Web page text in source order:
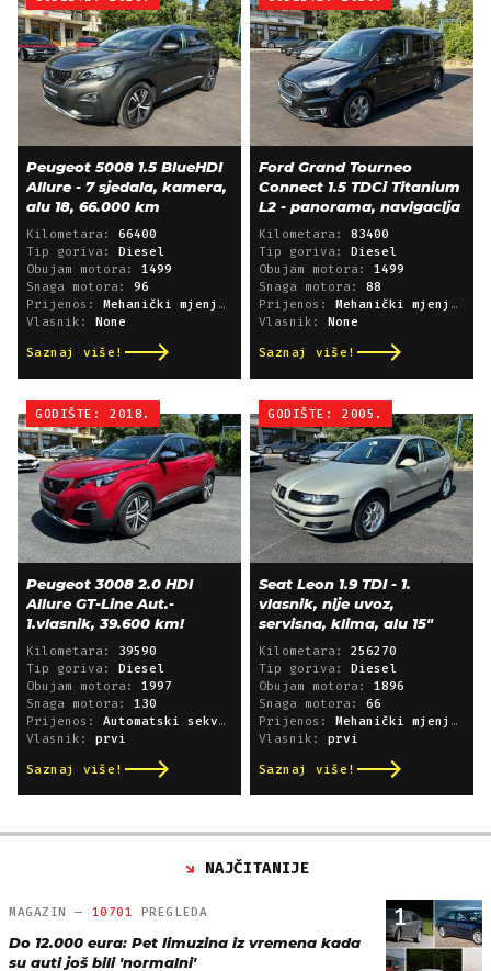
Peugeot 5008 1.5 BlueHDI
Allure - 7 sjedala, kamera,
alu 18, 66.000 km
Kilometara: 66400
Tip goriva: Diesel
Obujam motora: 1499
Snaga motora: 96
Prijenos: Mehanički mjenjač
Vlasnik: None
Saznaj više!
Ford Grand Tourneo
Connect 1.5 TDCi Titanium
L2 - panorama, navigacija
Kilometara: 83400
Tip goriva: Diesel
Obujam motora: 1499
Snaga motora: 88
Prijenos: Mehanički mjenjač
Vlasnik: None
Saznaj više!
GODIŠTE: 2018.
Peugeot 3008 2.0 HDI
Allure GT-Line Aut.-
1.vlasnik, 39.600 km!
Kilometara: 39590
Tip goriva: Diesel
Obujam motora: 1997
Snaga motora: 130
Prijenos: Automatski sekvencijski
Vlasnik: prvi
Saznaj više!
GODIŠTE: 2005.
Seat Leon 1.9 TDI - 1.
vlasnik, nije uvoz,
servisna, klima, alu 15"
Kilometara: 256270
Tip goriva: Diesel
Obujam motora: 1896
Snaga motora: 66
Prijenos: Mehanički mjenjač
Vlasnik: prvi
Saznaj više!
NAJČITANIJE
1
MAGAZIN — 10701 PREGLEDA
Do 12.000 eura: Pet limuzina iz vremena kada
su auti još bili 'normalni'